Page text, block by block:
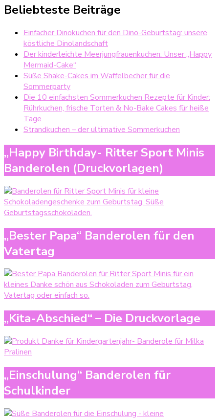
Beliebteste Beiträge
Einfacher Dinokuchen für den Dino-Geburtstag: unsere
köstliche Dinolandschaft
Der kinderleichte Meerjungfrauenkuchen: Unser „Happy
Mermaid-Cake“
Süße Shake-Cakes im Waffelbecher für die
Sommerparty
Die 10 einfachsten Sommerkuchen Rezepte für Kinder:
Rührkuchen, frische Torten & No-Bake Cakes für heiße
Tage
Strandkuchen – der ultimative Sommerkuchen
„Happy Birthday- Ritter Sport Minis
Banderolen (Druckvorlagen)
„Bester Papa“ Banderolen für den
Vatertag
„Kita-Abschied“ – Die Druckvorlage
„Einschulung“ Banderolen für
Schulkinder